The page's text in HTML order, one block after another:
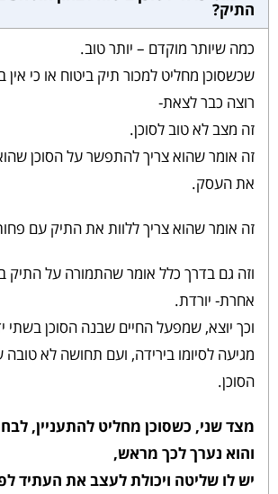
התיק?
כמה שיותר מוקדם – יותר טוב.
שכשסוכן מחליט למכור תיק ביטוח או כי אין
רוצה כבר לצאת-
זה מצב לא טוב לסוכן.
זה אומר שהוא צריך להתפשר על הסוכן
את העסק.
זה אומר שהוא צריך ללוות את התיק עם
וזה גם בדרך כלל אומר שהתמורה על התיק
אחרת- יורדת.
וכך יוצא, שמפעל החיים שבנה הסוכן בשתי
מגיעה לסיומו בירידה, ועם תחושה לא
הסוכן.
מצד שני, כשסוכן מחליט להתעניין,
והוא נערך לכך מראש,
יש לו שליטה ויכולת לעצב את העתיד